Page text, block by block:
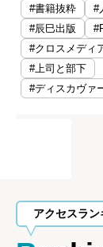
#書籍抜粋 #
#辰巳出版
#クロスメディ
#上司と部下
#ディスカヴァ
アクセスラン